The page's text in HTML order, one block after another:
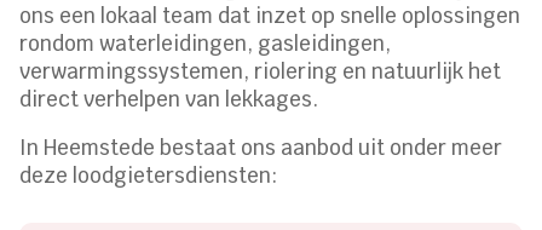
ons een lokaal team dat inzet op snelle oplossingen
rondom waterleidingen, gasleidingen,
verwarmingssystemen, riolering en natuurlijk het
direct verhelpen van lekkages.
In Heemstede bestaat ons aanbod uit onder meer
deze loodgietersdiensten: